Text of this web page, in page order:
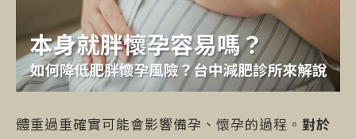
體重過重確實可能會影響備孕、懷孕的過程。 對於